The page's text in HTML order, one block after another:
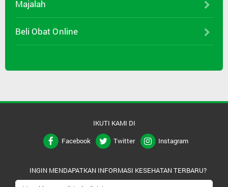
Majalah
Beli Obat Online
IKUTI KAMI DI
Facebook
Twitter Instagram
INGIN MENDAPATKAN INFORMASI KESEHATAN TERBARU?